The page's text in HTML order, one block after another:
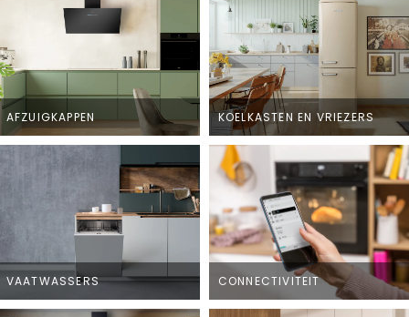
AFZUIGKAPPEN KOELKASTEN EN VRIEZERS
VAATWASSERS CONNECTIVITEIT